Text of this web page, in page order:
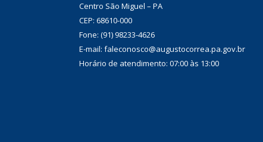
Centro São Miguel – PA
CEP: 68610-000
Fone: (91) 98233-4626
E-mail: faleconosco@augustocorrea.pa.gov.br
Horário de atendimento: 07:00 às 13:00